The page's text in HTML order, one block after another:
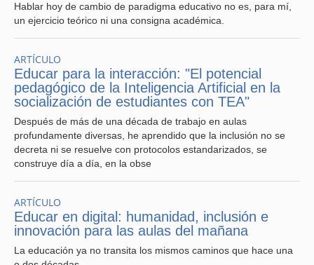
exigencia, la innovación con sentido pedagógico y el
liderazgo con foco en lo humano. Exige instalar una
cultura institucional sólida, con altas expectativas para
todos los estudiantes, sin discriminación por origen,
género o situación socioeconómica.
Como advierte Gonzalo Muñoz, investigador del Centro
entregar oportunidades, sino de construir trayectorias que
permitan sostener las altas expectativas con condiciones
concretas que las hagan posibles” (Muñoz, 2020).
Innovación que transforma: Del aula
tradicional al aula del futuro
Desde mi práctica docente he incorporado estrategias de
Hablar hoy de cambio de paradigma educativo no es, para mí,
un ejercicio teórico ni una consigna académica.
ARTÍCULO
Educar para la interacción: "El potencial
pedagógico de la Inteligencia Artificial en la
socialización de estudiantes con TEA"
Después de más de una década de trabajo en aulas
profundamente diversas, he aprendido que la inclusión no se
decreta ni se resuelve con protocolos estandarizados, se
construye día a día, en la obse
ARTÍCULO
Educar en digital: humanidad, inclusión e
innovación para las aulas del mañana
La educación ya no transita los mismos caminos que hace una